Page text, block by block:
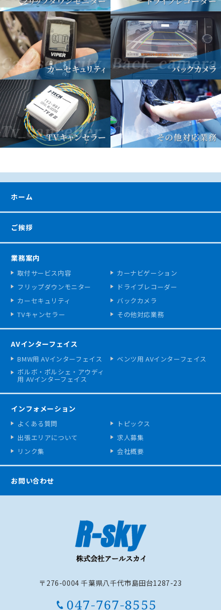
ホーム
ご挨拶
業務案内
取付サービス内容
カーナビゲーション
フリップダウンモニター
ドライブレコーダー
カーセキュリティ
バックカメラ
TVキャンセラー
その他対応業務
AVインターフェイス
BMW用 AVインターフェイス
ベンツ用 AVインターフェイス
ボルボ・ポルシェ・アウディ
用 AVインターフェイス
インフォメーション
よくある質問
トピックス
出張エリアについて
求人募集
リンク集
会社概要
お問い合わせ
〒276-0004 千葉県八千代市島田台1287-23
047-767-8555